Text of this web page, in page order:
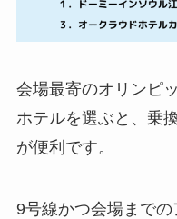
会場最寄のオリンピ
ホテルを選ぶと、乗
が便利です。
9号線かつ会場まで